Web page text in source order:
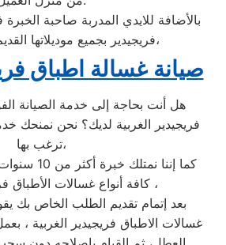
بالأضافة للايدي المدربة صاحبة
فريجيدير بجميع موديلاتها القديم منها والحديث،
صيانة غسالة اطباق
هل أنت بحاجة إلى خدمة الصيانة
فريجيدير الغربية لديك؟ نحن نمنحك
ترغب بها،
كما إننا
كافة أنواع غسالات الأطباق فريجيدير الغربية ،
بعد إتمام تقديم الطلب الخاص بك
غسالات الاطباق فريجيدير الغربية ،